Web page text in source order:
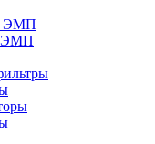
ЭМП
ЭМП